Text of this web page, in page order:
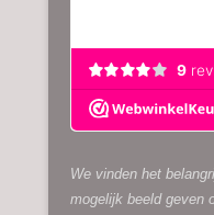
We vinden het
mogelijk beeld geven